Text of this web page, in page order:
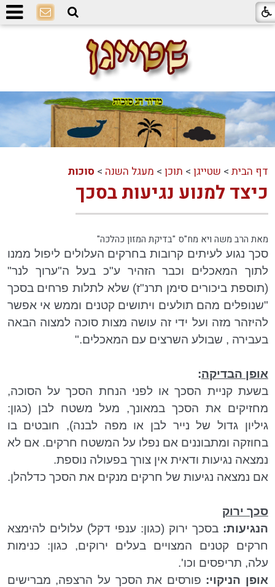
דף הבית > שטייגן > תוכן > מעגל השנה > סוכות
כיצד למנוע נגיעות בסכך
מאת הרב משה ויא מח"ס "בדיקת המזון כהלכה"
סכך נגוע לעיתים קרובות בחרקים העלולים ליפול ממנו
לתוך המאכלים וכבר הזהיר ע"כ בעל ה"ערוך לנר"
(תוספת ביכורים סימן תרנ"ז) שלא לתלות פרחים בסכך
"שנופלים מהם תולעים ויתושים קטנים וממש אי אפשר
להיזהר מזה ועל ידי זה עושה מצות סוכה למצוה הבאה
בעבירה , שבולע השרצים עם המאכלים."
אופן הבדיקה:
בשעת קניית הסכך או לפני הנחת הסכך על הסוכה,
מחזיקים את הסכך במאונך, מעל משטח לבן (כגון:
גיליון גדול של נייר לבן או מפה לבנה), חובטים בו
בחוזקה ומתבוננים אם נפלו על המשטח חרקים. אם לא
נמצאה נגיעות ודאית אין צורך בפעולה נוספת.
אם נמצאה נגיעות של חרקים מנקים את הסכך כדלהלן.
סכך ירוק
הנגיעות: בסכך ירוק (כגון: ענפי דקל) עלולים להימצא
חרקים קטנים המצויים בעלים ירוקים, כגון: כנימות
עלה, תריפסים וכו'.
אופן הניקוי: פורסים את הסכך על הרצפה, מברישים